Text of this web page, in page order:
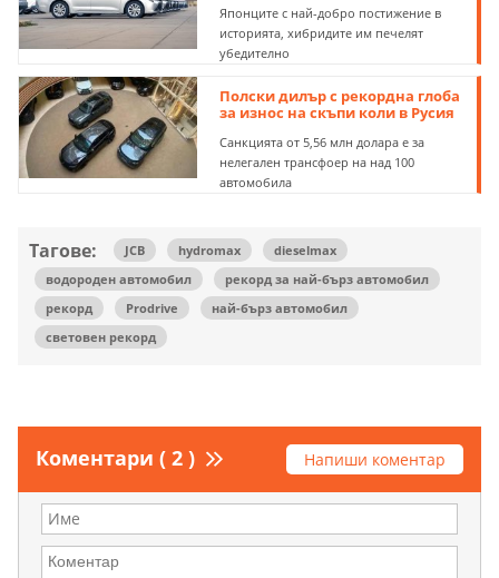
Японците с най-добро постижение в
историята, хибридите им печелят
убедително
Полски дилър с рекордна глоба
за износ на скъпи коли в Русия
Санкцията от 5,56 млн долара е за
нелегален трансфоер на над 100
автомобила
Тагове: JCB hydromax
dieselmax
водороден автомобил
рекорд за най-бърз автомобил
рекорд
Prodrive
най-бърз автомобил
световен рекорд
Коментари ( 2 ) Напиши коментар